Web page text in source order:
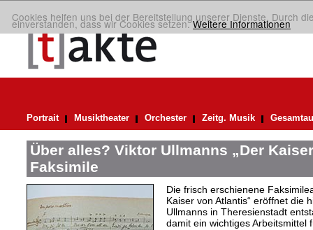
Cookies helfen uns bei der Bereitstellung unserer Dienste. Durch
einverstanden, dass wir Cookies setzen.Weitere Informationen
Portrait Musiktheater Orchester Zeitg. Musik
Über alles? Viktor Ullmanns „Der
Faksimile
Die frisch erschienene
Kaiser von Atlantis“ eröffnet die
Ullmanns in Theresienstadt
damit ein wichtiges Arbeitsmittel